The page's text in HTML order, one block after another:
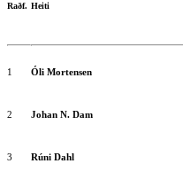
Raðf. Heiti
1 Óli Mortensen
2 Johan N. Dam
3 Rúni Dahl